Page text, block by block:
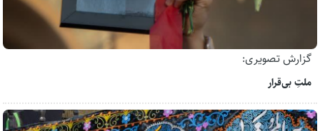
گزارش تصویری:
ملتِ بی‌قرار